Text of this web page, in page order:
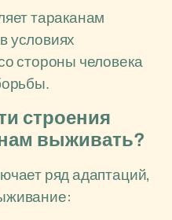
тараканам
условиях
стороны человека
строения
выживать?
ряд адаптаций,